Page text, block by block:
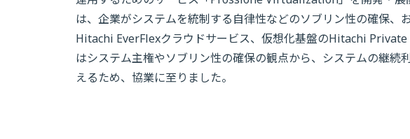
は、企業がシステムを統制する自律性などのソブリン性の確保、
Hitachi EverFlexクラウドサービス、仮想化基盤のHitachi
はシステム主権やソブリン性の確保の観点から、システムの継続
えるため、協業に至りました。